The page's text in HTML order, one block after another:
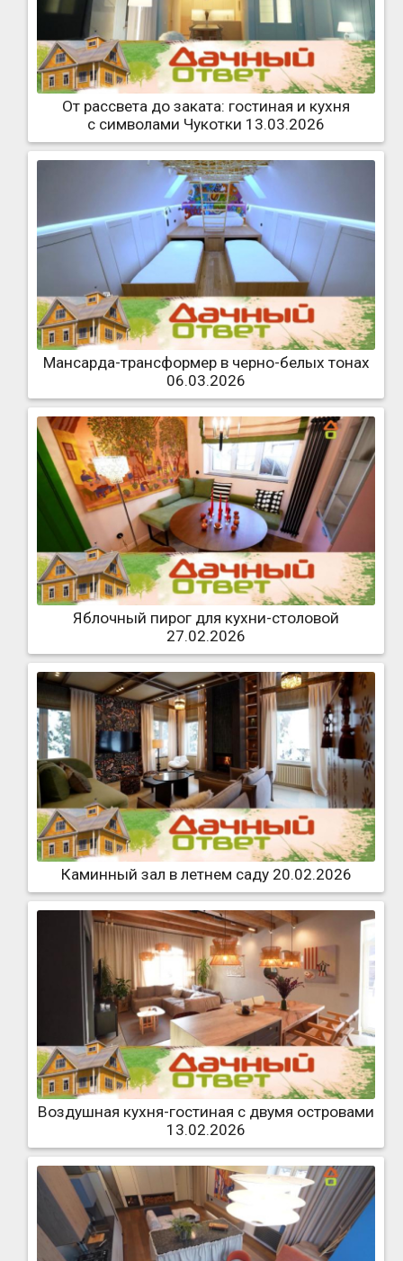
От рассвета до заката: гостиная и кухня
с символами Чукотки 13.03.2026
Мансарда-трансформер в черно-белых тонах
06.03.2026
Яблочный пирог для кухни-столовой
27.02.2026
Каминный зал в летнем саду 20.02.2026
Воздушная кухня-гостиная с двумя островами
13.02.2026